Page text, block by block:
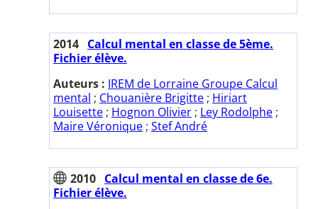
2014 Calcul mental en classe de 5ème.
Fichier élève.
Auteurs : IREM de Lorraine Groupe Calcul
mental ; Chouanière Brigitte ; Hiriart
Louisette ; Hognon Olivier ; Ley Rodolphe ;
Maire Véronique ; Stef André
2010 Calcul mental en classe de 6e.
Fichier élève.